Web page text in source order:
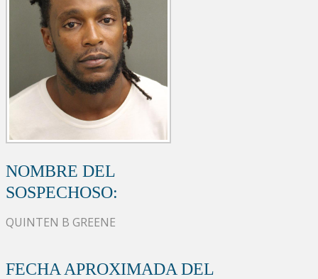
NOMBRE DEL
SOSPECHOSO:
QUINTEN B GREENE
FECHA APROXIMADA DEL